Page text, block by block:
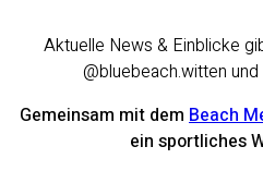
Aktuelle News & Einblicke
@bluebeach.witten
Gemeinsam mit dem Beach
ein sportliches